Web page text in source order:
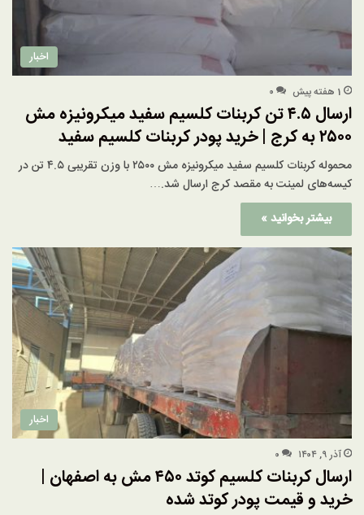
اخبار
1 هفته پیش ۰
ارسال ۴.۵ تن کربنات کلسیم سفید میکرونیزه مش
۲۵۰۰ به کرج | خرید پودر کربنات کلسیم سفید
محموله کربنات کلسیم سفید میکرونیزه مش ۲۵۰۰ با وزن تقریبی ۴.۵ تن در
کیسه‌های لمینت به مقصد کرج ارسال شد.…
بیشتر بخوانید »
اخبار
آذر ۹, ۱۴۰۴ ۰
ارسال کربنات کلسیم کوتد ۴۵۰ مش به اصفهان |
خرید و قیمت پودر کوتد شده